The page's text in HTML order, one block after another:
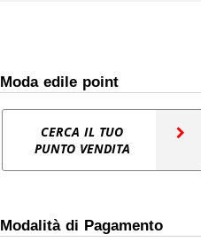
Moda edile point
CERCA IL TUO
PUNTO VENDITA
Modalità di Pagamento